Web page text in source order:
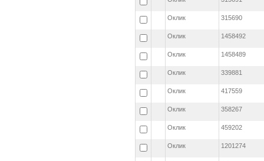
Оклик 315690
Оклик 1458492
Оклик 1458489
Оклик 339881
Оклик 417559
Оклик 358267
Оклик 459202
Оклик 1201274